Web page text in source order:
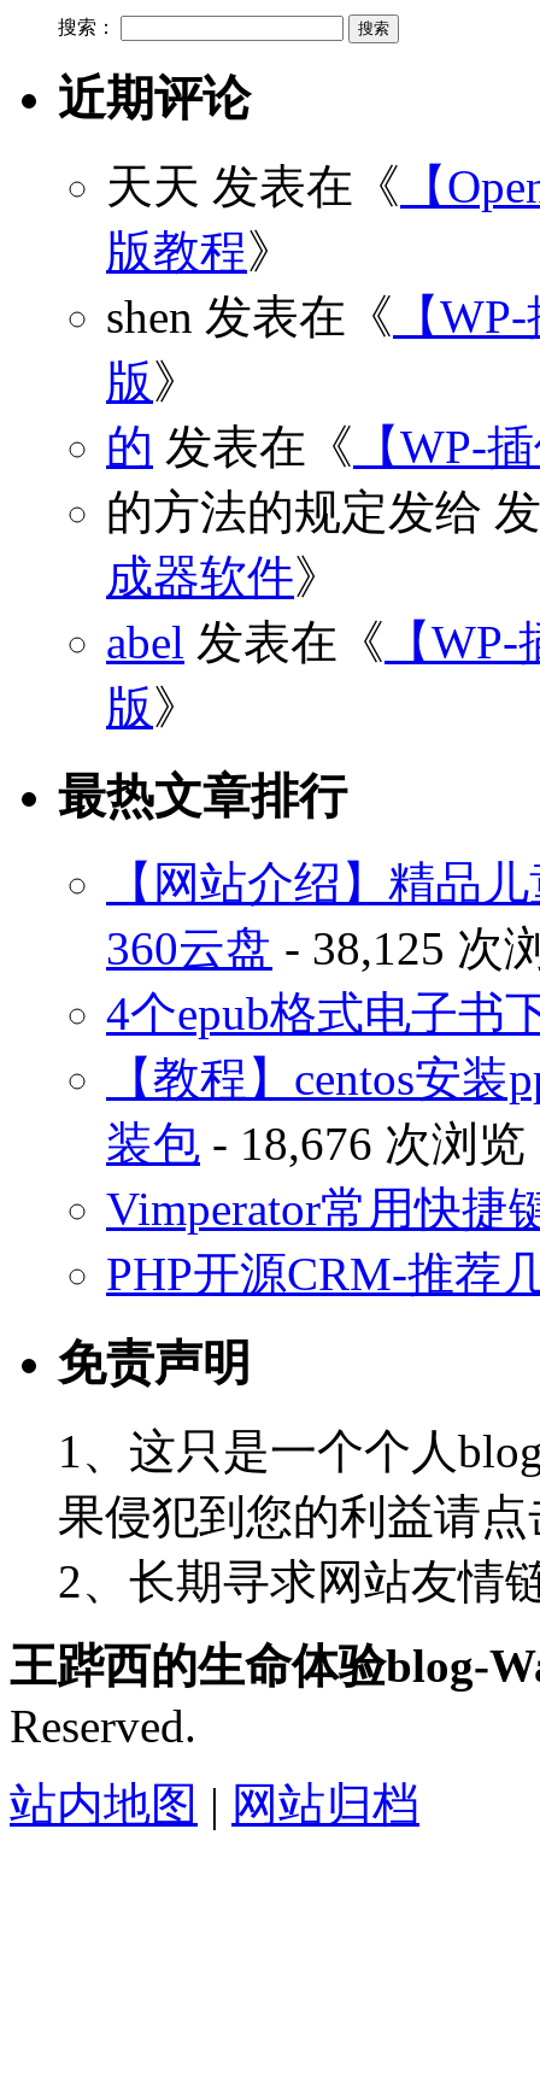
搜索：
近期评论
天天 发表在《 【
版教程》
shen 发表在《 【
版》
的 发表在《 【WP-
的方法的规定发给
成器软件》
abel 发表在《 【
版》
最热文章排行
【网站介绍】精品
360云盘 - 38,125 次
4个epub格式电子书
【教程】centos安
装包 - 18,676 次浏览
Vimperator常用快捷
PHP开源CRM-推荐
免责声明
1、这只是一个个人
果侵犯到您的利益请
2、长期寻求网站友情
王跸西的生命体验blog-
Reserved.
站内地图 | 网站归档